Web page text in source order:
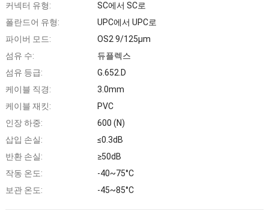
커넥터 유형:
SC에서 SC로
폴란드어 유형:
UPC에서 UPC로
파이버 모드:
OS2 9/125μm
섬유 수:
듀플렉스
섬유 등급:
G.652.D
케이블 직경:
3.0mm
케이블 재킷:
PVC
인장 하중:
600 (N)
삽입 손실:
≤0.3dB
반환 손실:
≥50dB
작동 온도:
-40~75°C
보관 온도:
-45~85°C